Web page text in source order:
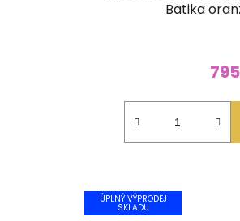
Batika
ÚPLNÝ VÝPRODEJ
SKLADU